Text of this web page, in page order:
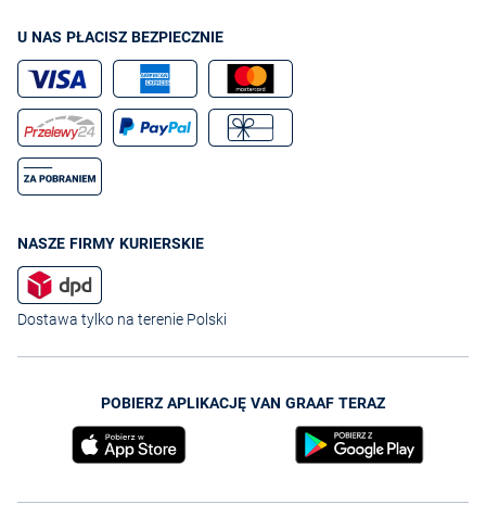
U NAS PŁACISZ BEZPIECZNIE
NASZE FIRMY KURIERSKIE
Dostawa tylko na terenie Polski
POBIERZ APLIKACJĘ VAN GRAAF TERAZ